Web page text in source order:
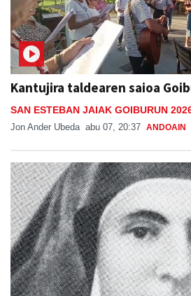
Kantujira taldearen saioa
SAN ESTEBAN JAIAK GOIBURUN
Jon Ander Ubeda abu 07, 20:37 ANDOAIN